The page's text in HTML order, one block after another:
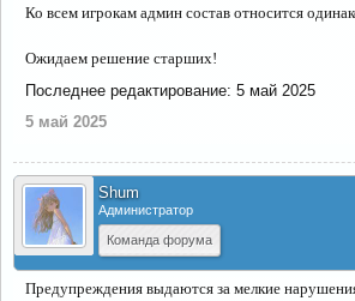
Ко всем игрокам админ состав относится
Ожидаем решение старших!
Последнее редактирование: 5 май 2025
5 май 2025
Shum
Администратор
Команда форума
Предупреждения выдаются за мелкие